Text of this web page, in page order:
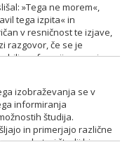
»Tega ne morem«,
tega izpita« in
v resničnost te izjave,
razgovor, če se je
bili profesorji pozorni
izobraževanja se v
informiranja
študija.
in primerjajo različne
na kateri študij bi se